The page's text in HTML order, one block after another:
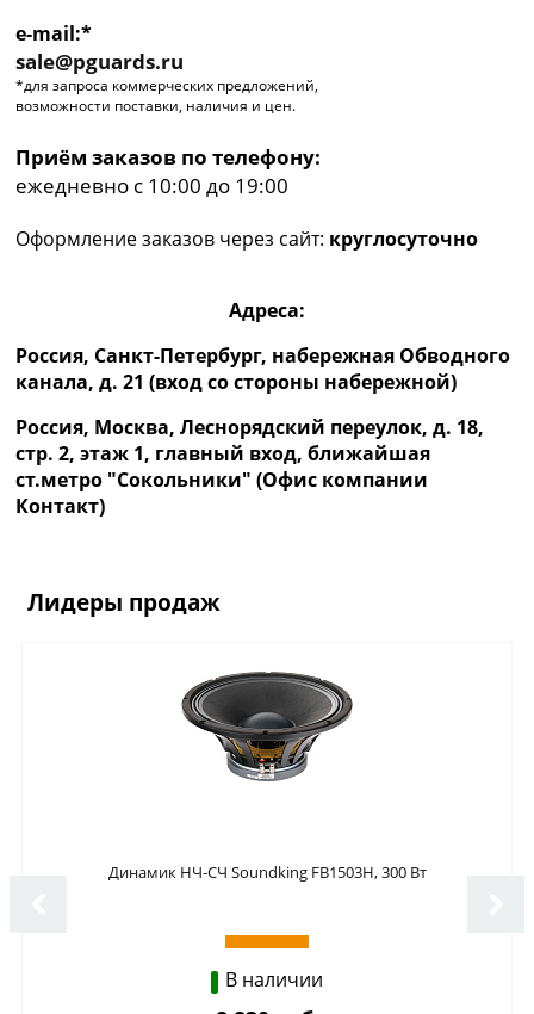
e-mail:*
sale@pguards.ru
*для запроса коммерческих предложений,
возможности поставки, наличия и цен.
Приём заказов по телефону:
ежедневно с 10:00 до 19:00
Оформление заказов через сайт: круглосуточно
Адреса:
Россия, Санкт-Петербург, набережная Обводного
канала, д. 21 (вход со стороны набережной)
Россия, Москва, Леснорядский переулок, д. 18,
стр. 2, этаж 1, главный вход, ближайшая
ст.метро "Сокольники" (Офис компании
Контакт)
Лидеры продаж
Динамик НЧ-СЧ Soundking FB1503H, 300 Вт
В наличии